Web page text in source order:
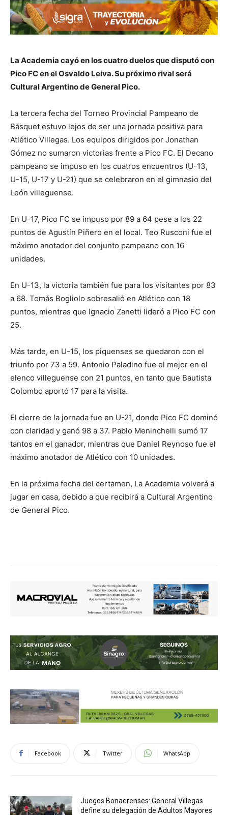
La Academia cayó en los cuatro duelos que disputó con
Pico FC en el Osvaldo Leiva. Su próximo rival será
Cultural Argentino de General Pico.
La tercera fecha del Torneo Provincial Pampeano de
Básquet estuvo lejos de ser una jornada positiva para
Atlético Villegas. Los equipos dirigidos por Jonathan
Gómez no sumaron victorias frente a Pico FC. El Decano
pampeano se impuso en los cuatros encuentros (U-13,
U-15, U-17 y U-21) que se celebraron en el gimnasio del
León villeguense.
En U-17, Pico FC se impuso por 89 a 64 pese a los 22
puntos de Agustín Piñero en el local. Teo Rusconi fue el
máximo anotador del conjunto pampeano con 16
unidades.
En U-13, la victoria también fue para los visitantes por 83
a 68. Tomás Bogliolo sobresalió en Atlético con 18
puntos, mientras que Ignacio Zanetti lideró a Pico FC con
25.
Más tarde, en U-15, los piquenses se quedaron con el
triunfo por 73 a 59. Antonio Paladino fue el mejor en el
elenco villeguense con 21 puntos, en tanto que Bautista
Colombo aportó 17 para la visita.
El cierre de la jornada fue en U-21, donde Pico FC dominó
con claridad y ganó 98 a 37. Pablo Meninchelli sumó 17
tantos en el ganador, mientras que Daniel Reynoso fue el
máximo anotador de Atlético con 10 unidades.
En la próxima fecha del certamen, La Academia volverá a
jugar en casa, debido a que recibirá a Cultural Argentino
de General Pico.
Facebook Twitter WhatsApp
Juegos Bonaerenses: General Villegas
define su delegación de Adultos Mayores